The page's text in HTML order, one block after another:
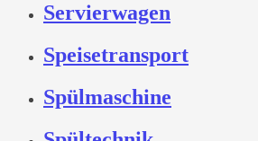
Servierwagen
Speisetransport
Spülmaschine